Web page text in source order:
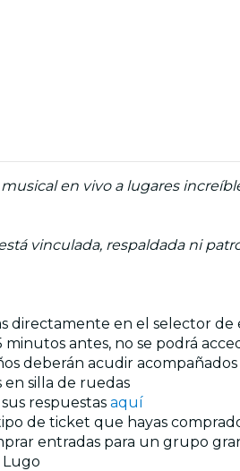
en vivo a lugares
vinculada, respaldada ni
directamente en el selector de
antes, no se podrá
deberán acudir
en silla de ruedas
respuestas aquí
de ticket que hayas
entradas para un grupo